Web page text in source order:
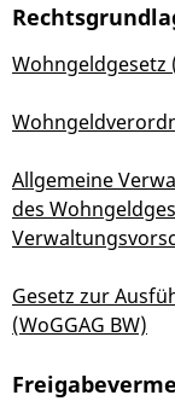
Wohngeldgesetz
Allgemeine
des
Gesetz zur
(WoGGAG BW)